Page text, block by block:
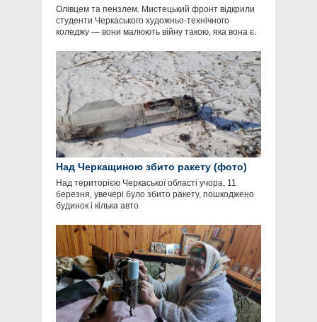
Олівцем та пензлем. Мистецький фронт відкрили
студенти Черкаського художньо-технічного
коледжу — вони малюють війну такою, яка вона є.
Над Черкащиною збито ракету (фото)
Над територією Черкаської області учора, 11
березня, увечері було збито ракету, пошкоджено
будинок і кілька авто